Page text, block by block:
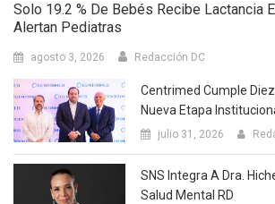
Solo 19.2 % De Bebés Recibe Lactancia
Alertan Pediatras
agosto 3, 2026 Redacción DC
Centrimed Cumple
Nueva Etapa
julio 31, 2026
SNS Integra A Dra.
Salud Mental RD